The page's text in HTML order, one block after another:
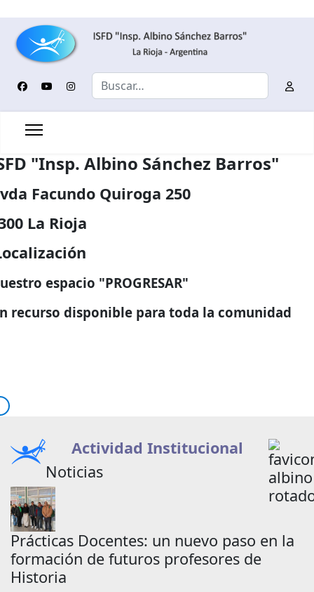
Buscar
"Insp. Albino Sánchez Barros"
Facundo Quiroga 250
La Rioja
espacio "PROGRESAR"
recurso disponible para toda la comunidad
Actividad Institucional
Noticias
Prácticas Docentes: un nuevo paso en la
formación de futuros profesores de
Historia